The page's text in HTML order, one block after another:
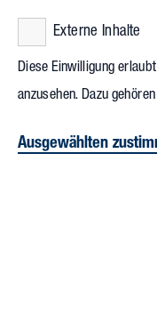
Externe Inhalte
Diese Einwilligung
anzusehen. Dazu
Ausgewählten